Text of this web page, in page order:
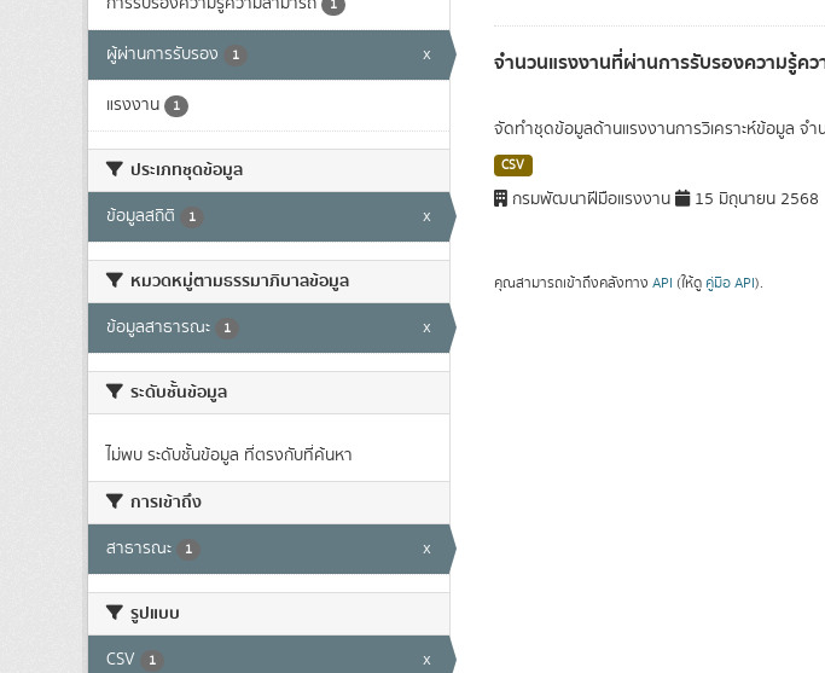
1
ผู้ผ่านการรับรอง 1 x
แรงงาน 1
ประเภทชุดข้อมูล
ข้อมูลสถิติ 1 x
หมวดหมู่ตามธรรมาภิบาลข้อมูล
ข้อมูลสาธารณะ 1 x
ระดับชั้นข้อมูล
ไม่พบ ระดับชั้นข้อมูล ที่ตรงกับที่ค้นหา
การเข้าถึง
สาธารณะ 1 x
รูปแบบ
CSV 1 x
จำนวนแรงงานที่ผ่านการรับรองความรู้ค
จัดทำชุดข้อมูลด้านแรงงานการวิเคราะห์ข้อมูล จ
CSV
กรมพัฒนาฝีมือแรงงาน 15 มิถุนายน 2568
คุณสามารถเข้าถึงคลังทาง API (ให้ดู คู่มือ API).